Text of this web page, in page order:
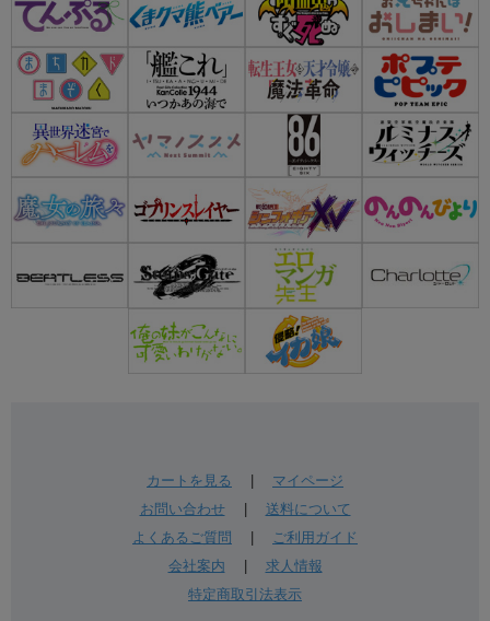
カートを見る
マイページ
お問い合わせ| 送料について
よくあるご質問
ご利用ガイド
会社案内
求人情報
特定商取引法表示